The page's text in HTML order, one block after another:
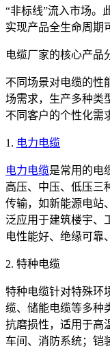
“非标线”流入市场。
实现产品全生命周期
电缆厂家的核心产品
不同场景对电缆的性
场需求，生产多种类
不同客户的个性化需
1. 电力电缆
电力电缆是常用的电
高压、中压、低压三
传输，如新能源电站
泛应用于建筑楼宇、
电性能好、绝缘可靠
2. 特种电缆
特种电缆针对特殊环
缆、储能电缆等多种
抗磨损性，适用于高
车间、消防系统；铠